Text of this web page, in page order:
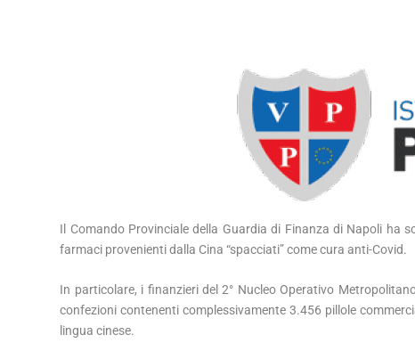
Il Comando Provinciale della Guardia di Finanza di Napoli ha
farmaci provenienti dalla Cina “spacciati” come cura anti-Covid.
In particolare, i finanzieri del 2° Nucleo Operativo
confezioni contenenti complessivamente 3.456 pillole
lingua cinese.